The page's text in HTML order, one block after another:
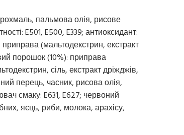
пальмова олія, рисове
E501, E500, E339; антиоксидант:
приправа (мальтодекстрин, екстракт
порошок (10%): приправа
сіль, екстракт дріжджів,
перець, часник, рисова олія,
смаку: E631, E627; червоний
яєць, риби, молока, арахісу,